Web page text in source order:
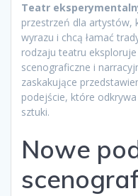
Teatr
przestrzeń dla artystów,
wyrazu i chcą łamać
rodzaju teatru
scenograficzne i
zaskakujące
podejście, które
sztuki.
Nowe